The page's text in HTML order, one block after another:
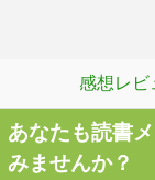
感想レビ
あなたも読書
みませんか？